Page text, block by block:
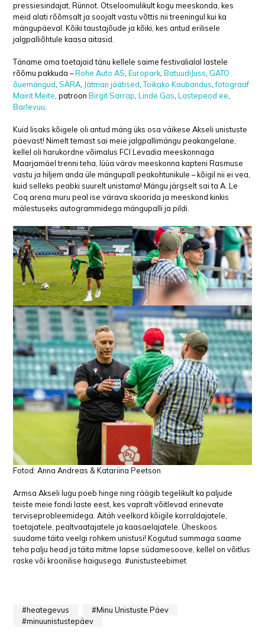
pressiesindajat, Rünnot. Otseloomulikult kogu meeskonda, kes
meid alati rõõmsalt ja soojalt vastu võttis nii treeningul kui ka
mängupäeval. Kõiki taustajõude ja kõiki, kes antud erilisele
jalgpalliõhtule kaasa aitasid.
Täname oma toetajaid tänu kellele saime festivalialal lastele
rõõmu pakkuda –Rohe Auto AS,Europark,BatuudiJuss, GATO
õuemängud,SÄRA, Jätman jäätised,Toikako Kaubandus,fotograaf
Mairit Meite, patroonBirgit Sarrap,Linde Gas,Lastepeod.ee,
Barlevuu.
Kuid lisaks kõigele oli antud mäng üks osa väikese Akseli unistuste
päevast! Nimelt temast sai meie jalgpallimängu peakangelane,
kellel oli harukordne võimalus FCI Levadia meeskonnaga
Maarjamäel trenni teha, lüüa värav meeskonna kapteni Rasmuse
vastu ja hiljem anda üle mängupall peakohtunikule – kõigil nii ei vea,
kuid selleks peabki suurelt unistama! Mängu järgselt sai ta A. Le
Coq arena muru peal ise värava skoorida ja meeskond kinkis
mälestuseks autogrammidega mängupalli ja pildi.
Fotod: Anna Andreas & Katariina Peetson
Armsa Akseli lugu poeb hinge ning räägib tegelikult ka paljude
teiste meie fondi laste eest, kes vapralt võitlevad erinevate
terviseprobleemidega. Aitäh veelkord kõigile korraldajatele,
toetajatele, pealtvaatajatele ja kaasaelajatele. Üheskoos
suudame täita veelgi rohkem unistusi! Kogutud summaga saame
teha palju head ja täita mitme lapse südamesoove, kellel on võitlus
raske või kroonilise haigusega. #unistusteebimet
heategevus
Minu Unistuste Päev
minuunistustepäev